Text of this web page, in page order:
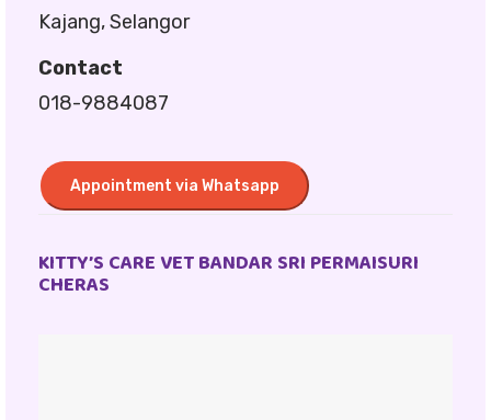
Kajang, Selangor
Contact
018-9884087
Appointment via Whatsapp
KITTY’S CARE VET BANDAR SRI PERMAISURI
CHERAS